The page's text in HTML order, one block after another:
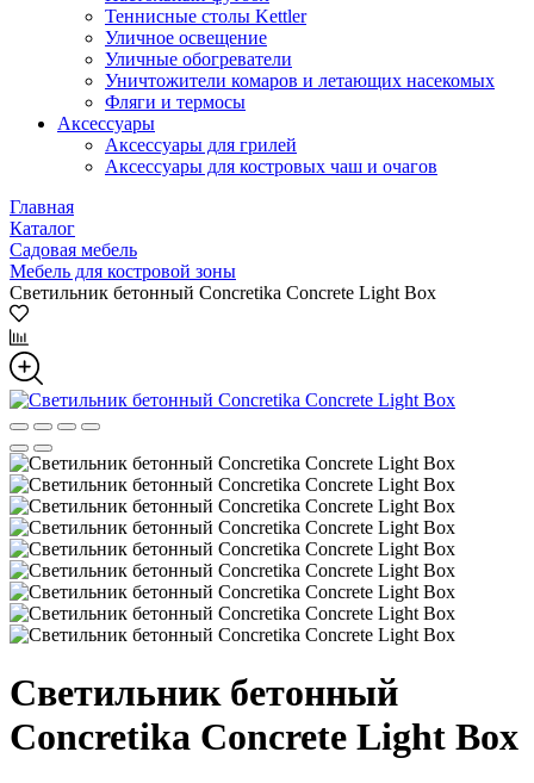
Теннисные столы Kettler
Уличное освещение
Уличные обогреватели
Уничтожители комаров и летающих насекомых
Фляги и термосы
Аксессуары
Аксессуары для грилей
Аксессуары для костровых чаш и очагов
Главная
Каталог
Садовая мебель
Мебель для костровой зоны
Светильник бетонный Concretika Concrete Light Box
Светильник бетонный
Concretika Concrete Light Box